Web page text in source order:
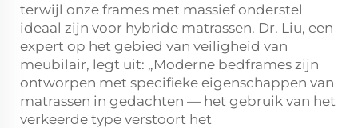
terwijl onze frames met massief onderstel
ideaal zijn voor hybride matrassen. Dr. Liu, een
expert op het gebied van veiligheid van
meubilair, legt uit: „Moderne bedframes zijn
ontworpen met specifieke eigenschappen van
matrassen in gedachten — het gebruik van het
verkeerde type verstoort het